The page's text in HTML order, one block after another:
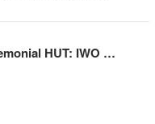
HUT: IWO …